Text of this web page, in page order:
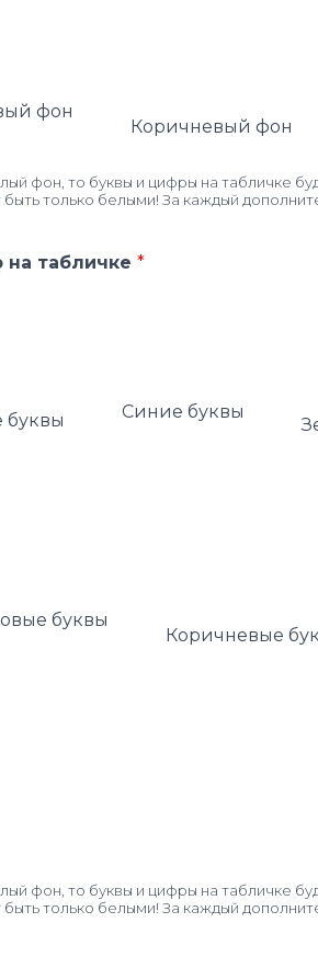
фон
Коричневый фон
фон, то буквы и цифры на табличке
только белыми! За каждый
табличке *
буквы Синие буквы
буквы
Коричневые
фон, то буквы и цифры на табличке
только белыми! За каждый